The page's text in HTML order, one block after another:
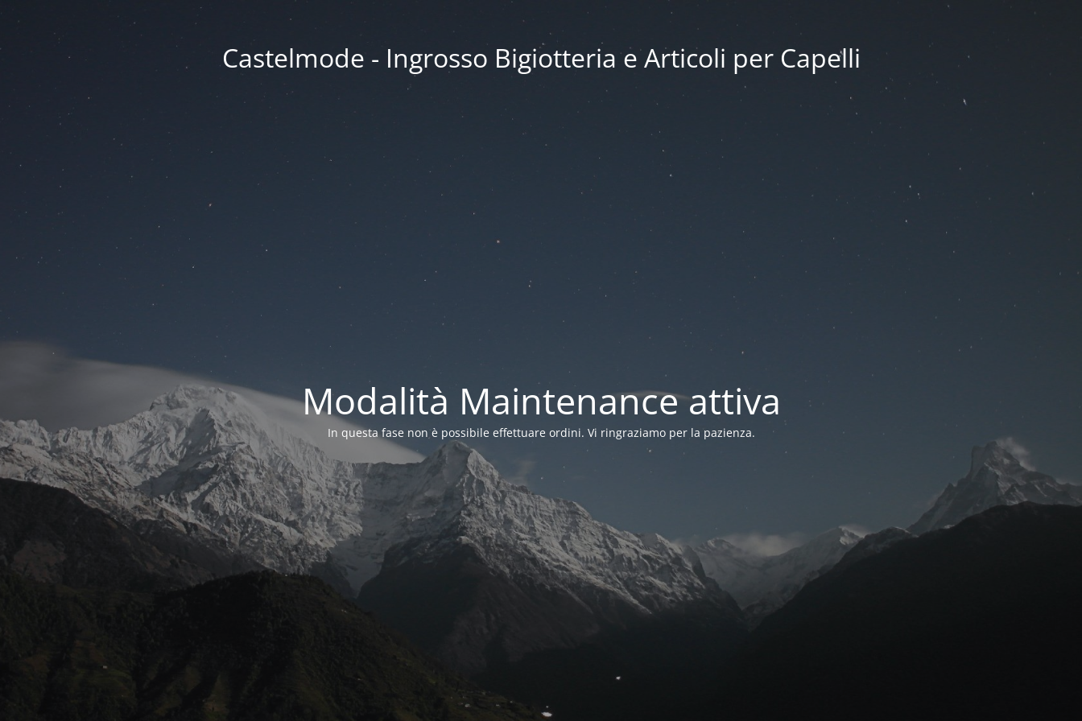
Castelmode - Ingrosso Bigiotteria e Articoli per Capelli
Modalità Maintenance attiva
In questa fase non è possibile effettuare ordini. Vi ringraziamo per la pazienza.